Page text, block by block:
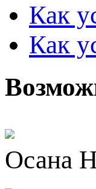
Как
Как
Осана